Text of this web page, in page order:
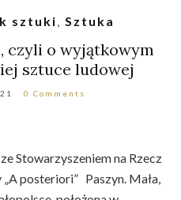
sztuki Sztuka
czyli o wyjątkowym
sztuce ludowej
0 Comments
Stowarzyszeniem na Rzecz
posteriori” Paszyn. Mała,